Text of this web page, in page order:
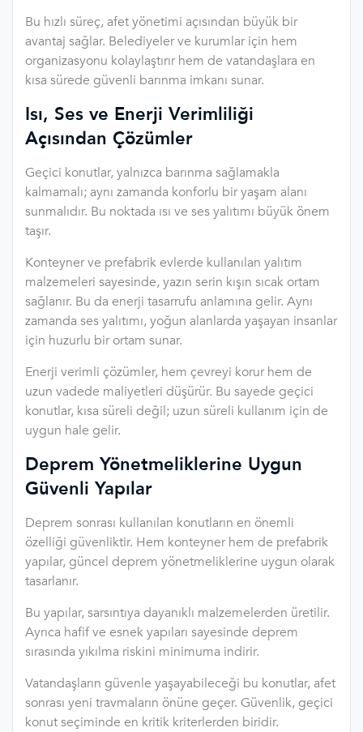
Bu hızlı süreç, afet yönetimi açısından büyük bir
avantaj sağlar. Belediyeler ve kurumlar için hem
organizasyonu kolaylaştırır hem de vatandaşlara en
kısa sürede güvenli barınma imkanı sunar.
Isı, Ses ve Enerji Verimliliği
Açısından Çözümler
Geçici konutlar, yalnızca barınma sağlamakla
kalmamalı; aynı zamanda konforlu bir yaşam alanı
sunmalıdır. Bu noktada ısı ve ses yalıtımı büyük önem
taşır.
Konteyner ve prefabrik evlerde kullanılan yalıtım
malzemeleri sayesinde, yazın serin kışın sıcak ortam
sağlanır. Bu da enerji tasarrufu anlamına gelir. Aynı
zamanda ses yalıtımı, yoğun alanlarda yaşayan insanlar
için huzurlu bir ortam sunar.
Enerji verimli çözümler, hem çevreyi korur hem de
uzun vadede maliyetleri düşürür. Bu sayede geçici
konutlar, kısa süreli değil; uzun süreli kullanım için de
uygun hale gelir.
Deprem Yönetmeliklerine Uygun
Güvenli Yapılar
Deprem sonrası kullanılan konutların en önemli
özelliği güvenliktir. Hem konteyner hem de prefabrik
yapılar, güncel deprem yönetmeliklerine uygun olarak
tasarlanır.
Bu yapılar, sarsıntıya dayanıklı malzemelerden üretilir.
Ayrıca hafif ve esnek yapıları sayesinde deprem
sırasında yıkılma riskini minimuma indirir.
Vatandaşların güvenle yaşayabileceği bu konutlar, afet
sonrası yeni travmaların önüne geçer. Güvenlik, geçici
konut seçiminde en kritik kriterlerden biridir.